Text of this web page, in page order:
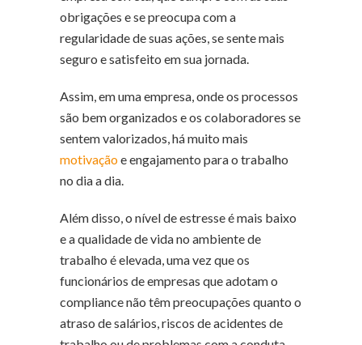
obrigações e se preocupa com a
regularidade de suas ações, se sente mais
seguro e satisfeito em sua jornada.
Assim, em uma empresa, onde os processos
são bem organizados e os colaboradores se
sentem valorizados, há muito mais
motivaçãoe engajamento para o trabalho
no dia a dia.
Além disso, o nível de estresse é mais baixo
e a qualidade de vida no ambiente de
trabalho é elevada, uma vez que os
funcionários de empresas que adotam o
compliance não têm preocupações quanto o
atraso de salários, riscos de acidentes de